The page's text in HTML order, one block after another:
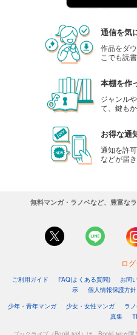
通信を気
作品をダ
こでも読
本棚を作
ジャンル
て、鍵もか
お得な通
通知を許
などが届き
無料マンガ・ラノベなど、豊富な
ロ
ご利用ガイド FAQ(よくある質問) お問
示
個人情報保護方針
少年・青年マンガ
少女・女性マンガ ラ
真集